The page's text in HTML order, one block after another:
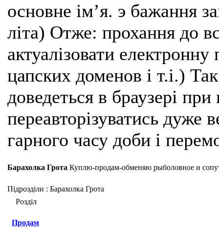
основне імʼя. э бажання
літа) Отже: прохання до
актуалізовати
цапских доменов і т.і.)
доведеться в браузері
переавторізуватись
гарного часу доби і
Барахолка Грота Куплю-продам-обменяю рыболовное и
Підрозділи : Барахолка Грота
Розділ
Продам